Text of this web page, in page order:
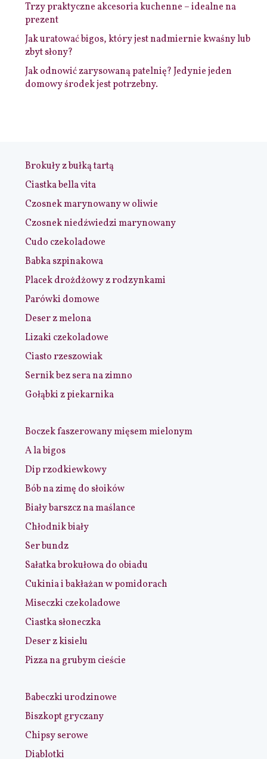
Trzy praktyczne akcesoria kuchenne – idealne na
prezent
Jak uratować bigos, który jest nadmiernie kwaśny lub
zbyt słony?
Jak odnowić zarysowaną patelnię? Jedynie jeden
domowy środek jest potrzebny.
Brokuły z bułką tartą
Ciastka bella vita
Czosnek marynowany w oliwie
Czosnek niedźwiedzi marynowany
Cudo czekoladowe
Babka szpinakowa
Placek drożdżowy z rodzynkami
Parówki domowe
Deser z melona
Lizaki czekoladowe
Ciasto rzeszowiak
Sernik bez sera na zimno
Gołąbki z piekarnika
Boczek faszerowany mięsem mielonym
A la bigos
Dip rzodkiewkowy
Bób na zimę do słoików
Biały barszcz na maślance
Chłodnik biały
Ser bundz
Sałatka brokułowa do obiadu
Cukinia i bakłażan w pomidorach
Miseczki czekoladowe
Ciastka słoneczka
Deser z kisielu
Pizza na grubym cieście
Babeczki urodzinowe
Biszkopt gryczany
Chipsy serowe
Diablotki